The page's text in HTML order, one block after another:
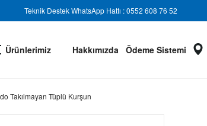
Teknik Destek WhatsApp Hattı : 0552 608 76 52
Ürünlerimiz Hakkımızda Ödeme Sistemi
Takılmayan Tüplü Kurşun